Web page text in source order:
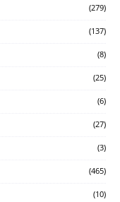
(279)
(137)
(8)
(25)
(6)
(27)
(3)
(465)
(10)